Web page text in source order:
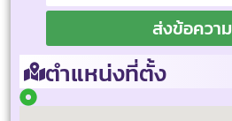
ส่งข้อความ
ตำแหน่งที่ตั้ง